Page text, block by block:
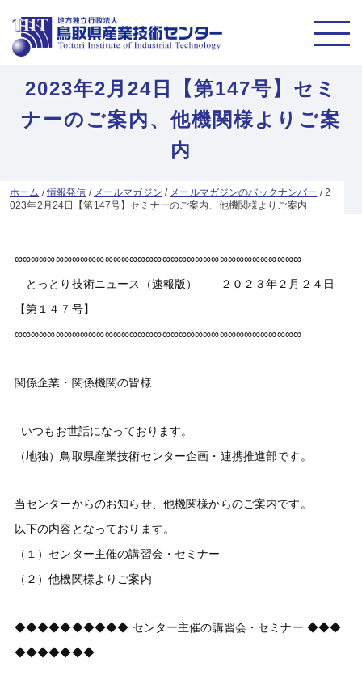
2023年2月24日【第147号】セミ
ナーのご案内、他機関様よりご案
内
ホーム /情報発信 / メールマガジン / メールマガジンのバックナンバー /2
023年2月24日【第147号】セミナーのご案内、他機関様よりご案内
∞∞∞∞∞∞∞∞∞∞∞∞∞∞∞∞∞∞∞∞∞∞∞∞∞∞∞∞∞∞∞∞∞∞∞
とっとり技術ニュース（速報版） ２０２３年２月２４日
【第１４７号】
∞∞∞∞∞∞∞∞∞∞∞∞∞∞∞∞∞∞∞∞∞∞∞∞∞∞∞∞∞∞∞∞∞∞∞
関係企業・関係機関の皆様
いつもお世話になっております。
（地独）鳥取県産業技術センター企画・連携推進部です。
当センターからのお知らせ、他機関様からのご案内です。
以下の内容となっております。
（１）センター主催の講習会・セミナー
（２）他機関様よりご案内
◆◆◆◆◆◆◆◆◆◆ センター主催の講習会・セミナー ◆◆◆
◆◆◆◆◆◆◆